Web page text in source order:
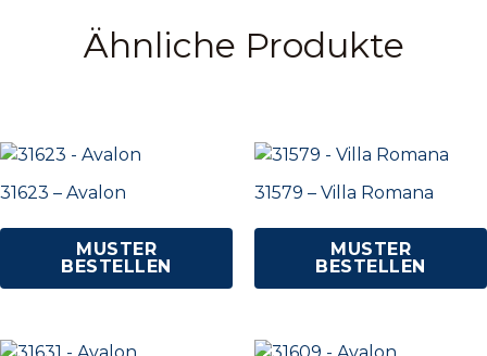
Ähnliche Produkte
31623 – Avalon
MUSTER
BESTELLEN
31579 – Villa Romana
MUSTER
BESTELLEN